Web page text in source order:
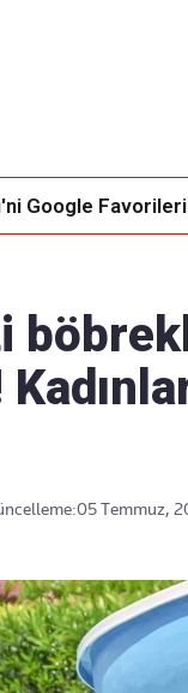
Google
05 Temmuz,